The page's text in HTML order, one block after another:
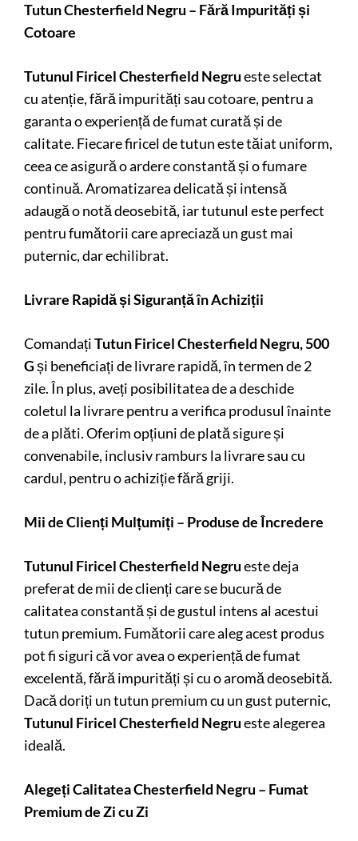
Tutun Chesterfield Negru – Fără Impurități și
Cotoare
Tutunul Firicel Chesterfield Negrueste selectat
cu atenție, fără impurități sau cotoare, pentru a
garanta o experiență de fumat curată și de
calitate. Fiecare firicel de tutun este tăiat uniform,
ceea ce asigură o ardere constantă și o fumare
continuă. Aromatizarea delicată și intensă
adaugă o notă deosebită, iar tutunul este perfect
pentru fumătorii care apreciază un gust mai
puternic, dar echilibrat.
Livrare Rapidă și Siguranță în Achiziții
ComandațiTutun Firicel Chesterfield Negru, 500
Gși beneficiați de livrare rapidă, în termen de 2
zile. În plus, aveți posibilitatea de a deschide
coletul la livrare pentru a verifica produsul înainte
de a plăti. Oferim opțiuni de plată sigure și
convenabile, inclusiv ramburs la livrare sau cu
cardul, pentru o achiziție fără griji.
Mii de Clienți Mulțumiți – Produse de Încredere
Tutunul Firicel Chesterfield Negrueste deja
preferat de mii de clienți care se bucură de
calitatea constantă și de gustul intens al acestui
tutun premium. Fumătorii care aleg acest produs
pot fi siguri că vor avea o experiență de fumat
excelentă, fără impurități și cu o aromă deosebită.
Dacă doriți un tutun premium cu un gust puternic,
Tutunul Firicel Chesterfield Negrueste alegerea
ideală.
Alegeți Calitatea Chesterfield Negru – Fumat
Premium de Zi cu Zi